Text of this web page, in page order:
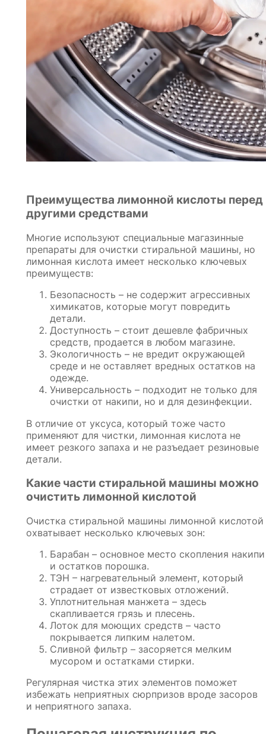
Преимущества лимонной кислоты перед
другими средствами
Многие используют специальные магазинные
препараты для очистки стиральной машины, но
лимонная кислота имеет несколько ключевых
преимуществ:
Безопасность – не содержит агрессивных
химикатов, которые могут повредить
детали.
Доступность – стоит дешевле фабричных
средств, продается в любом магазине.
Экологичность – не вредит окружающей
среде и не оставляет вредных остатков на
одежде.
Универсальность – подходит не только для
очистки от накипи, но и для дезинфекции.
В отличие от уксуса, который тоже часто
применяют для чистки, лимонная кислота не
имеет резкого запаха и не разъедает резиновые
детали.
Какие части стиральной машины можно
очистить лимонной кислотой
Очистка стиральной машины лимонной кислотой
охватывает несколько ключевых зон:
Барабан – основное место скопления накипи
и остатков порошка.
ТЭН – нагревательный элемент, который
страдает от известковых отложений.
Уплотнительная манжета – здесь
скапливается грязь и плесень.
Лоток для моющих средств – часто
покрывается липким налетом.
Сливной фильтр – засоряется мелким
мусором и остатками стирки.
Регулярная чистка этих элементов поможет
избежать неприятных сюрпризов вроде засоров
и неприятного запаха.